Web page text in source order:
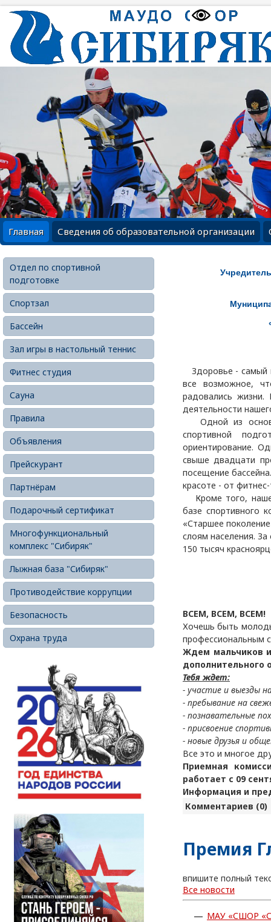
Главная Сведения об образовательной организации
Отдел по спортивной
подготовке
Спортзал
Бассейн
Зал игры в настольный теннис
Фитнес студия
Сауна
Правила
Объявления
Прейскурант
Партнёрам
Подарочный сертификат
Многофункциональный
комплекс "Сибиряк"
Лыжная база "Сибиряк"
Противодействие коррупции
Безопасность
Охрана труда
Здоровье - самый
все возможное,
радовались
деятельности
Одной из
спортивной
ориентирование.
свыше двадцати
посещение
красоте - от
Кроме того, наше
базе спортивного
«Старшее
слоям населения.
150 тысяч
ВСЕМ, ВСЕМ, ВСЕМ!
Хочешь быть
профессиональным
Ждем мальчиков
дополнительного
Тебя ждет:
- участие и выезды
- пребывание на
- познавательные
- присвоение
- новые друзья и
Все это и многое
Приемная
работает с 09
Информация и
Комментариев (0)
Премия
впишите полный
Все новости
МАУ «СШОР